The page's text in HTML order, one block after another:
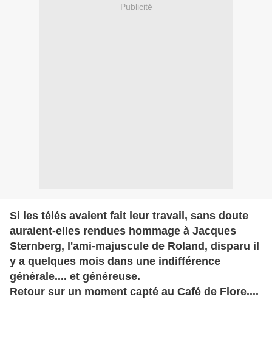
Publicité
Si les télés avaient fait leur travail, sans doute
auraient-elles rendues hommage à Jacques
Sternberg, l'ami-majuscule de Roland, disparu il
y a quelques mois dans une indifférence
générale.... et généreuse.
Retour sur un moment capté au Café de Flore....